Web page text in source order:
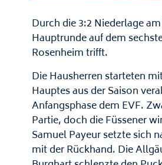
Durch die 3:2 Niederlage
Hauptrunde auf dem
Rosenheim trifft.
Die Hausherren starteten
Hauptes aus der Saison
Anfangsphase dem EVF.
Partie, doch die Füssener
Samuel Payeur setzte sich
mit der Rückhand. Die